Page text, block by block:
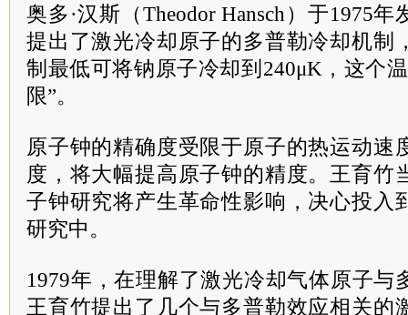
奥多·汉斯（Theodor Hansch）于1975
提出了激光冷却原子的多普勒冷却机制
制最低可将钠原子冷却到240μK，这个
限”。
原子钟的精确度受限于原子的热运动速
度，将大幅提高原子钟的精度。王育竹
子钟研究将产生革命性影响，决心投入
研究中。
1979年，在理解了激光冷却气体原子与
王育竹提出了几个与多普勒效应相关的